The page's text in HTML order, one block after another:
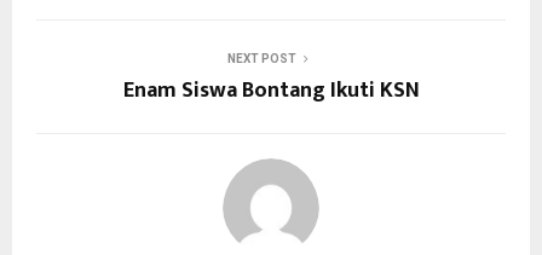
NEXT POST
Enam Siswa Bontang Ikuti KSN